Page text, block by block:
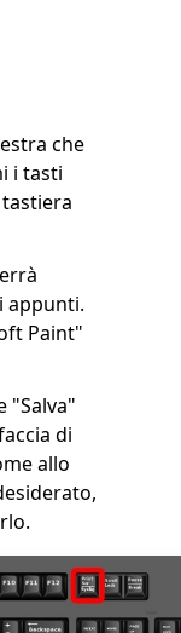
che
i tasti
appunti.
Paint"
"Salva"
di
allo